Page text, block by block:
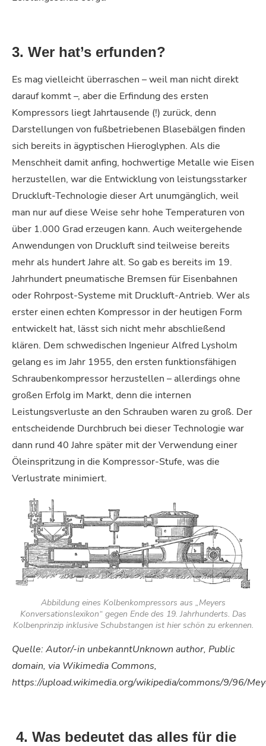
3. Wer hat’s erfunden?
Es mag vielleicht überraschen – weil man nicht direkt
darauf kommt –, aber die Erfindung des ersten
Kompressors liegt Jahrtausende (!) zurück, denn
Darstellungen von fußbetriebenen Blasebälgen finden
sich bereits in ägyptischen Hieroglyphen. Als die
Menschheit damit anfing, hochwertige Metalle wie Eisen
herzustellen, war die Entwicklung von leistungsstarker
Druckluft-Technologie dieser Art unumgänglich, weil
man nur auf diese Weise sehr hohe Temperaturen von
über 1.000 Grad erzeugen kann. Auch weitergehende
Anwendungen von Druckluft sind teilweise bereits
mehr als hundert Jahre alt. So gab es bereits im 19.
Jahrhundert pneumatische Bremsen für Eisenbahnen
oder Rohrpost-Systeme mit Druckluft-Antrieb. Wer als
erster einen echten Kompressor in der heutigen Form
entwickelt hat, lässt sich nicht mehr abschließend
klären. Dem schwedischen Ingenieur Alfred Lysholm
gelang es im Jahr 1955, den ersten funktionsfähigen
Schraubenkompressor herzustellen – allerdings ohne
großen Erfolg im Markt, denn die internen
Leistungsverluste an den Schrauben waren zu groß. Der
entscheidende Durchbruch bei dieser Technologie war
dann rund 40 Jahre später mit der Verwendung einer
Öleinspritzung in die Kompressor-Stufe, was die
Verlustrate minimiert.
Abbildung eines Kolbenkompressors aus „Meyers
Konversationslexikon“ gegen Ende des 19. Jahrhunderts. Das
Kolbenprinzip inklusive Schubstangen ist hier schön zu erkennen.
Quelle: Autor/-in unbekanntUnknown author, Public
domain, via Wikimedia Commons,
https://upload.wikimedia.org/wikipedia/commons/9/96/
4. Was bedeutet das alles für die